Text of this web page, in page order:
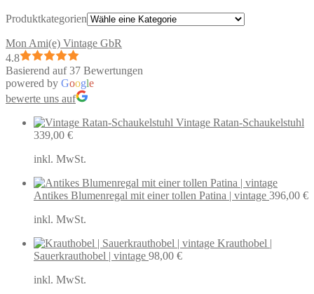
Produktkategorien
Mon Ami(e) Vintage GbR
4.8
Basierend auf 37 Bewertungen
powered by Google
bewerte uns auf
Vintage Ratan-Schaukelstuhl
339,00 €
inkl. MwSt.
Antikes Blumenregal mit einer tollen Patina | vintage 396,00 €
inkl. MwSt.
Krauthobel |
Sauerkrauthobel | vintage 98,00 €
inkl. MwSt.